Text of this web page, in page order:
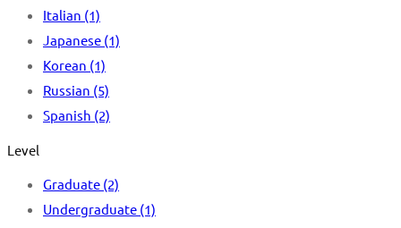
Italian (1)
Japanese (1)
Korean (1)
Russian (5)
Spanish (2)
Level
Graduate (2)
Undergraduate (1)